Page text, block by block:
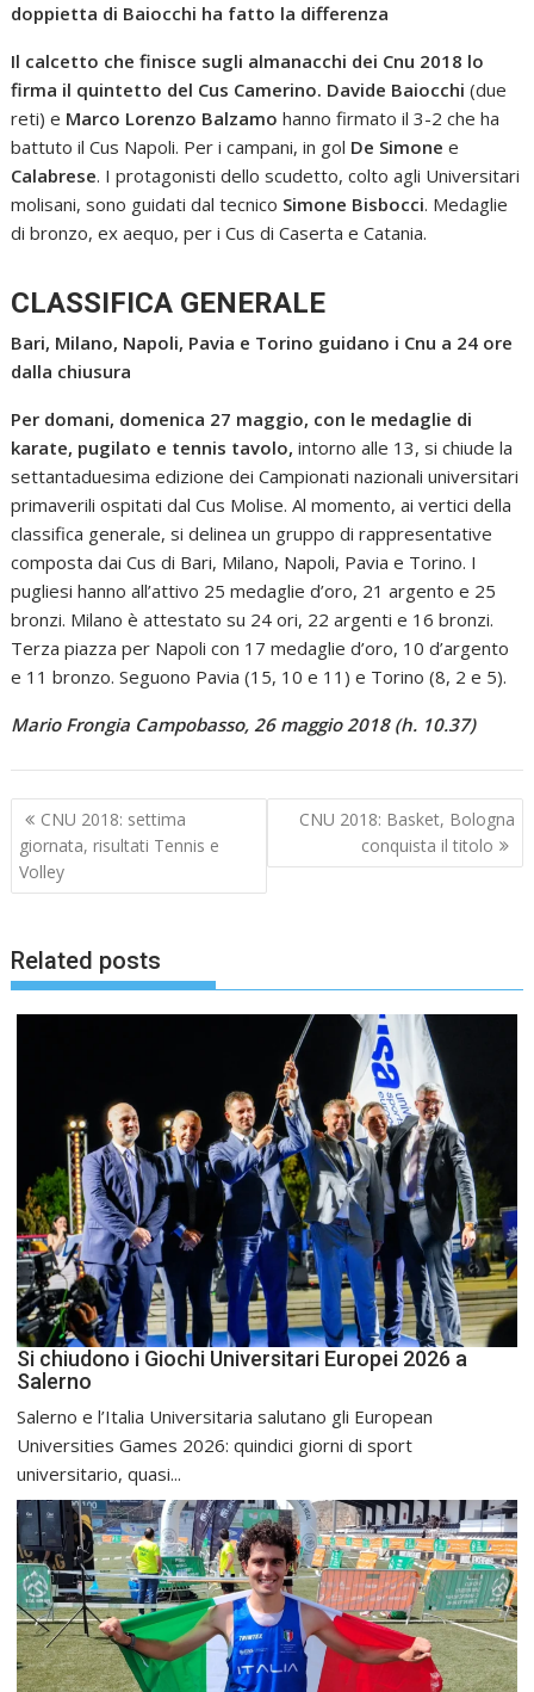
doppietta di Baiocchi ha fatto la differenza
Il calcetto che finisce sugli almanacchi dei Cnu 2018 lo
firma il quintetto del Cus Camerino. Davide Baiocchi (due
reti) e Marco Lorenzo Balzamo hanno firmato il 3-2 che ha
battuto il Cus Napoli. Per i campani, in gol De Simone e
Calabrese. I protagonisti dello scudetto, colto agli Universitari
molisani, sono guidati dal tecnico Simone Bisbocci. Medaglie
di bronzo, ex aequo, per i Cus di Caserta e Catania.
CLASSIFICA GENERALE
Bari, Milano, Napoli, Pavia e Torino guidano i Cnu a 24 ore
dalla chiusura
Per domani, domenica 27 maggio, con le medaglie di
karate, pugilato e tennis tavolo,intorno alle 13, si chiude la
settantaduesima edizione dei Campionati nazionali universitari
primaverili ospitati dal Cus Molise. Al momento, ai vertici della
classifica generale, si delinea un gruppo di rappresentative
composta dai Cus di Bari, Milano, Napoli, Pavia e Torino. I
pugliesi hanno all’attivo 25 medaglie d’oro, 21 argento e 25
bronzi. Milano è attestato su 24 ori, 22 argenti e 16 bronzi.
Terza piazza per Napoli con 17 medaglie d’oro, 10 d’argento
e 11 bronzo. Seguono Pavia (15, 10 e 11) e Torino (8, 2 e 5).
Mario Frongia Campobasso, 26 maggio 2018 (h. 10.37)
Navigazione
articoli
CNU 2018: settima
giornata, risultati Tennis e
Volley
CNU 2018: Basket, Bologna
conquista il titolo
Related posts
Si chiudono i Giochi Universitari Europei 2026 a
Salerno
Salerno e l’Italia Universitaria salutano gli European
Universities Games 2026: quindici giorni di sport
universitario, quasi...